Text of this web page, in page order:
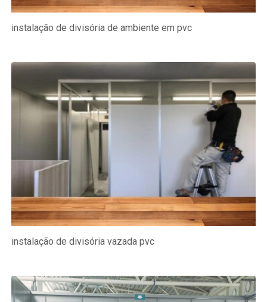
instalação de divisória de ambiente em pvc
instalação de divisória vazada pvc